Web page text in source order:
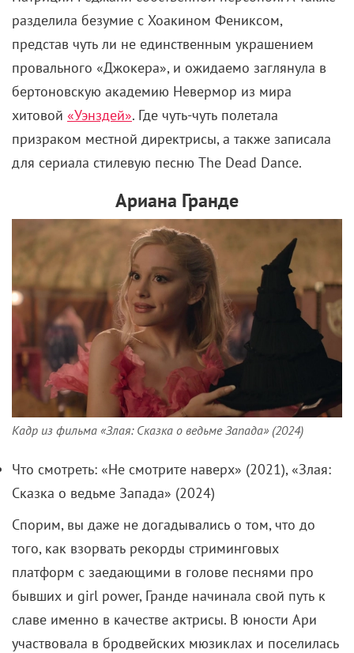
разделила безумие с Хоакином Фениксом,
представ чуть ли не единственным украшением
провального «Джокера», и ожидаемо заглянула в
бертоновскую академию Невермор из мира
хитовой «Уэнздей». Где чуть-чуть полетала
призраком местной директрисы, а также записала
для сериала стилевую песню The Dead Dance.
Ариана Гранде
Кадр из фильма «Злая: Сказка о ведьме Запада» (2024)
Что смотреть: «Не смотрите наверх» (2021), «Злая:
Сказка о ведьме Запада» (2024)
Спорим, вы даже не догадывались о том, что до
того, как взорвать рекорды стриминговых
платформ с заедающими в голове песнями про
бывших и girl power, Гранде начинала свой путь к
славе именно в качестве актрисы. В юности Ари
участвовала в бродвейских мюзиклах и поселилась